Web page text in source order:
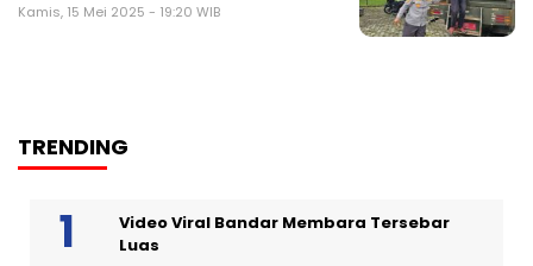
Kamis, 15 Mei 2025 - 19:20 WIB
TRENDING
Video Viral Bandar Membara Tersebar
Luas